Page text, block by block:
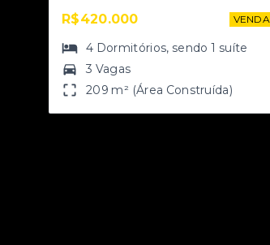
R$420.000 VENDA
4 Dormitórios, sendo1 suíte
3 Vagas
209 m² (Área Construída)